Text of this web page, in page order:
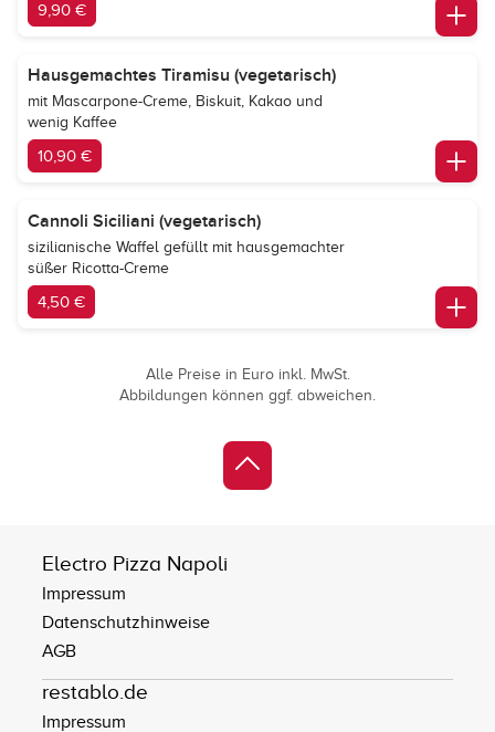
9,90 €
Hausgemachtes Tiramisu (vegetarisch)
mit Mascarpone-Creme, Biskuit, Kakao und
wenig Kaffee
10,90 €
Cannoli Siciliani (vegetarisch)
sizilianische Waffel gefüllt mit hausgemachter
süßer Ricotta-Creme
4,50 €
Alle Preise in Euro inkl. MwSt.
Abbildungen können ggf. abweichen.
Electro Pizza Napoli
Impressum
Datenschutzhinweise
AGB
restablo.de
Impressum